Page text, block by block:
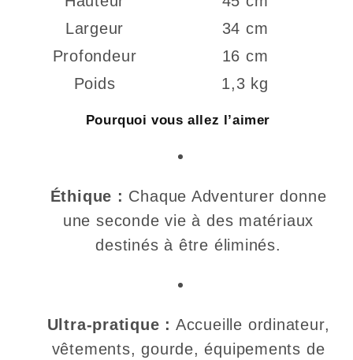
Largeur
34 cm
Profondeur
16 cm
Poids
1,3 kg
Pourquoi vous allez l’aimer
Éthique : Chaque Adventurer donne
une seconde vie à des matériaux
destinés à être éliminés.
Ultra-pratique : Accueille ordinateur,
vêtements, gourde, équipements de